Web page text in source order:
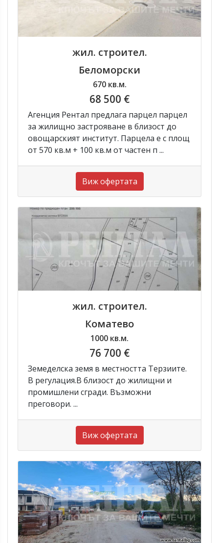
жил. строител.
Беломорски
670 кв.м.
68 500 €
Агенция Рентал предлага парцел парцел
за жилищно застрояване в близост до
овощарският институт. Парцела е с площ
от 570 кв.м + 100 кв.м от частен п ...
Виж офертата
жил. строител.
Коматево
1000 кв.м.
76 700 €
Земеделска земя в местността Терзиите.
В регулация.В близост до жилищни и
промишлени сгради. Възможни
преговори. ...
Виж офертата